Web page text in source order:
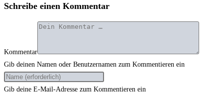
Schreibe einen Kommentar
Kommentar
Gib deinen Namen oder Benutzernamen zum Kommentieren ein
Gib deine E-Mail-Adresse zum Kommentieren ein